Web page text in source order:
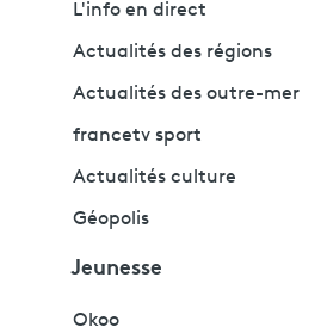
L'info en direct
Actualités des régions
Actualités des outre-mer
francetv sport
Actualités culture
Géopolis
Jeunesse
Okoo